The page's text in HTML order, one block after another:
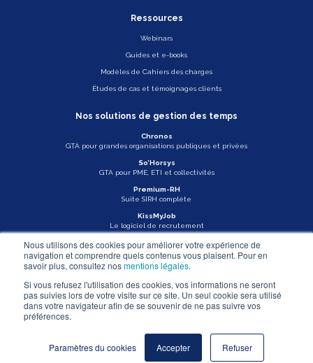
Nous utilisons des cookies pour améliorer votre expérience de
navigation et comprendre quels contenus vous plaisent. Pour en
savoir plus, consultez nosmentions légales.
Si vous refusez l'utilisation des cookies, vos informations ne seront
pas suivies lors de votre visite sur ce site. Un seul cookie sera utilisé
dans votre navigateur afin de se souvenir de ne pas suivre vos
préférences.
Paramètres du cookies Accepter Refuser
Ressources
Webinars
Guides et e-books
Modèles de Cahiers des charges
Études de cas et témoignages clients
Nos solutions de gestion des temps
Chronos
GTA pour grandes organisations publiques et privées
So’Horsys
GTA pour PME, ETI et collectivités
Premium-RH
Suite SIRH complète
KissMyJob
Le logiciel de recrutement
Veille légale
Nous contacter
Mentions légales